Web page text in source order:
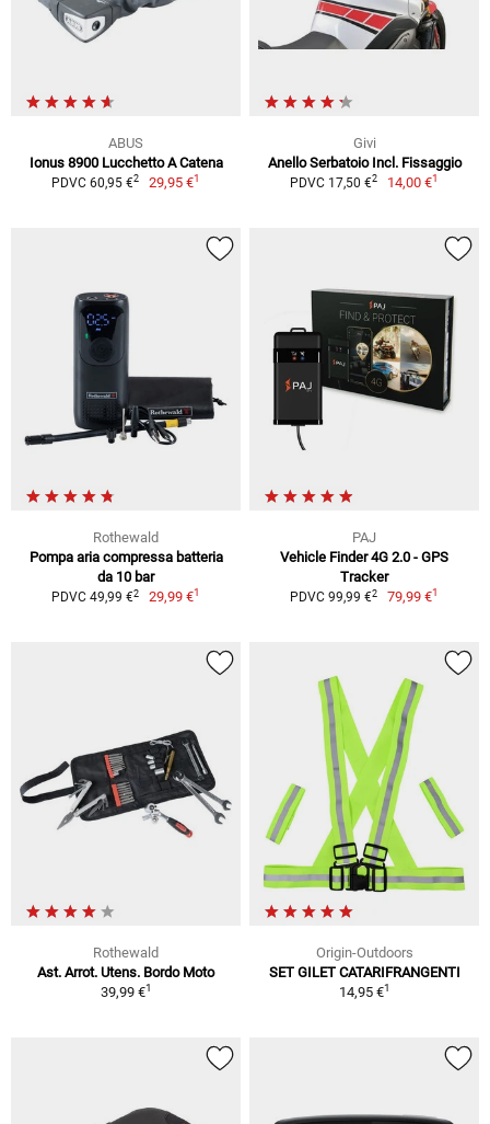
ABUS
Ionus 8900 Lucchetto A Catena
PDVC 60,95 €2 29,95 €1
Givi
Anello Serbatoio Incl. Fissaggio
PDVC 17,50 €2 14,00 €1
Rothewald
Pompa aria compressa batteria
da 10 bar
PDVC 49,99 €2 29,99 €1
PAJ
Vehicle Finder 4G 2.0 - GPS
Tracker
PDVC 99,99 €2 79,99 €1
Rothewald
Ast. Arrot. Utens. Bordo Moto
39,99 €1
Origin-Outdoors
SET GILET CATARIFRANGENTI
14,95 €1